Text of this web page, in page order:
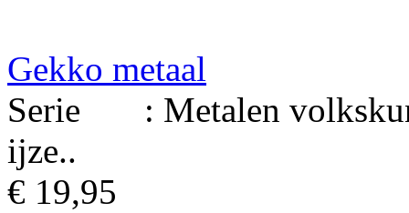
Gekko metaal
Serie : Metalen
ijze..
€ 19,95